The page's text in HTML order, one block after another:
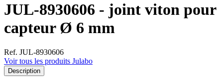
JUL-8930606 - joint viton pour
capteur Ø 6 mm
Ref. JUL-8930606
Voir tous les produits Julabo
Description